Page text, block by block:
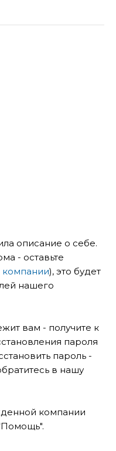
описание о себе.
- оставьте
), это будет
нашего
вам - получите к
пароля
пароль -
в нашу
компании